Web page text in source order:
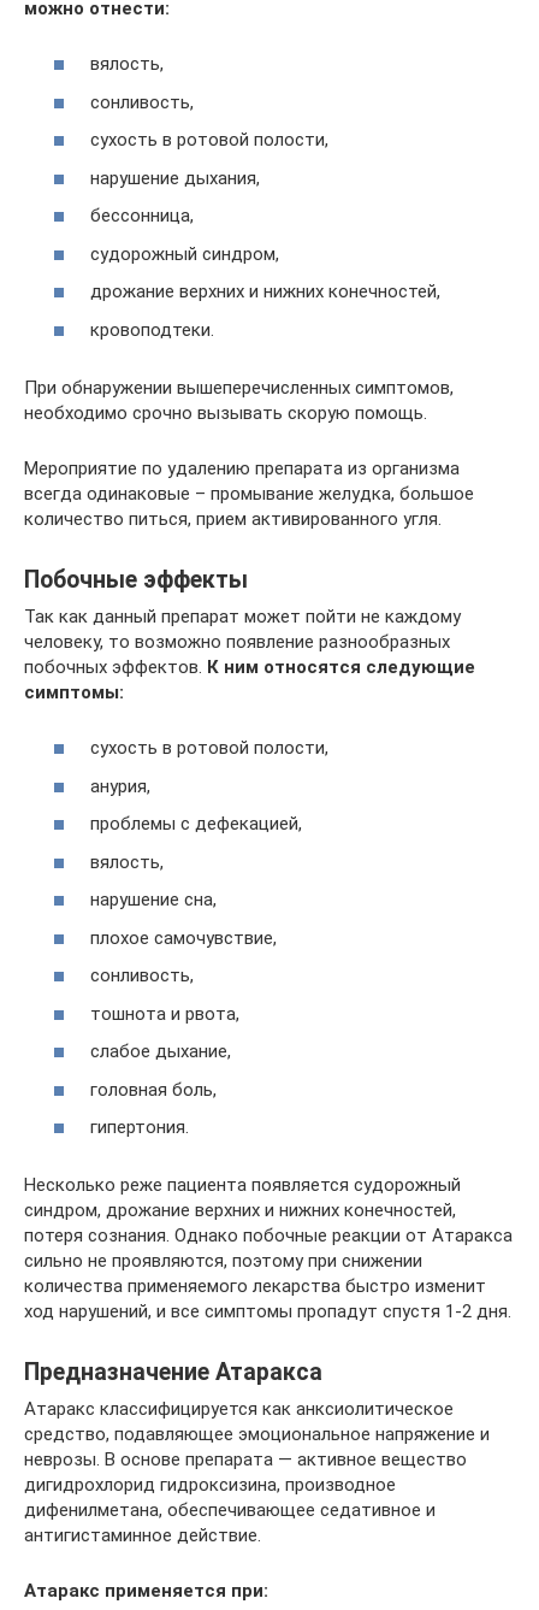
можно отнести:
вялость,
сонливость,
сухость в ротовой полости,
нарушение дыхания,
бессонница,
судорожный синдром,
дрожание верхних и нижних конечностей,
кровоподтеки.
При обнаружении вышеперечисленных симптомов,
необходимо срочно вызывать скорую помощь.
Мероприятие по удалению препарата из организма
всегда одинаковые – промывание желудка, большое
количество питься, прием активированного угля.
Побочные эффекты
Так как данный препарат может пойти не каждому
человеку, то возможно появление разнообразных
побочных эффектов. К ним относятся следующие
симптомы:
сухость в ротовой полости,
анурия,
проблемы с дефекацией,
вялость,
нарушение сна,
плохое самочувствие,
сонливость,
тошнота и рвота,
слабое дыхание,
головная боль,
гипертония.
Несколько реже пациента появляется судорожный
синдром, дрожание верхних и нижних конечностей,
потеря сознания. Однако побочные реакции от Атаракса
сильно не проявляются, поэтому при снижении
количества применяемого лекарства быстро изменит
ход нарушений, и все симптомы пропадут спустя 1-2 дня.
Предназначение Атаракса
Атаракс классифицируется как анксиолитическое
средство, подавляющее эмоциональное напряжение и
неврозы. В основе препарата — активное вещество
дигидрохлорид гидроксизина, производное
дифенилметана, обеспечивающее седативное и
антигистаминное действие.
Атаракс применяется при: